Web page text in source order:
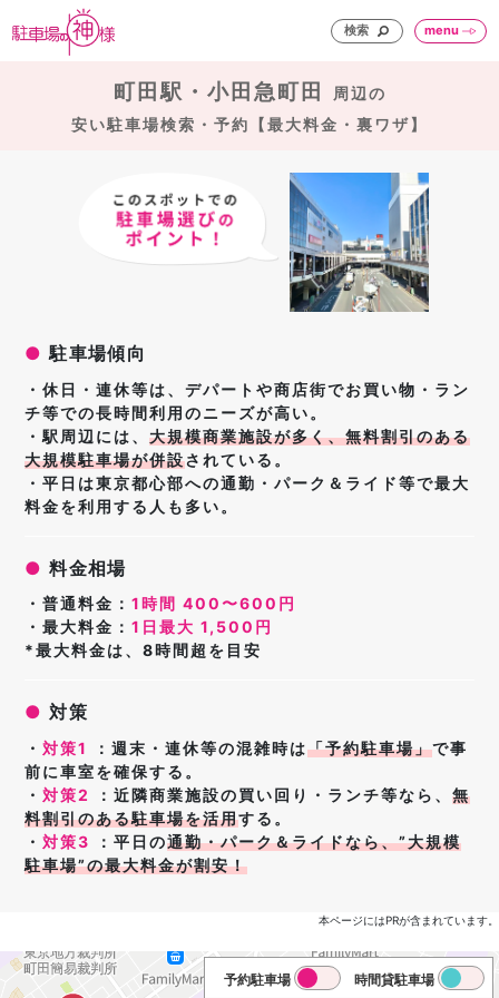
検索 menu
町田駅・小田急町田
周辺の
安い駐車場検索・予約【最大料金・裏ワザ】
● 駐車場傾向
・休日・連休等は、デパートや商店街でお買い物・ラン
チ等での長時間利用のニーズが高い。
・駅周辺には、大規模商業施設が多く、無料割引のある
大規模駐車場が併設されている。
・平日は東京都心部への通勤・パーク＆ライド等で最大
料金を利用する人も多い。
● 料金相場
・普通料金：1時間 400〜600円
・最大料金：1日最大 1,500円
*最大料金は、8時間超を目安
● 対策
・対策1 ：週末・連休等の混雑時は「予約駐車場」で事
前に車室を確保する。
・対策2 ：近隣商業施設の買い回り・ランチ等なら、無
料割引のある駐車場を活用する 。
・対策3 ：平日の通勤・パーク＆ライドなら、”大規模
駐車場”の最大料金が割安！
本ページにはPRが含まれています。
予約駐車場 時間貸駐車場